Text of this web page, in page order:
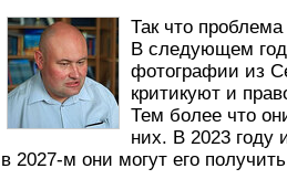
Так что
В следующем
фотографии из
критикуют и
Тем более что
них. В 2023 году
в 2027-м они могут его